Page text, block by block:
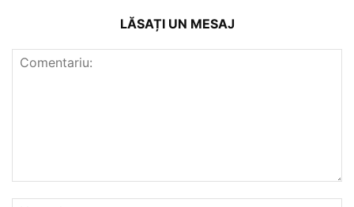
LĂSAȚI UN MESAJ